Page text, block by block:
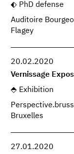
PhD defense
Auditoire
Flagey
20.02.2020
Vernissage
Exhibition
Bruxelles
27.01.2020